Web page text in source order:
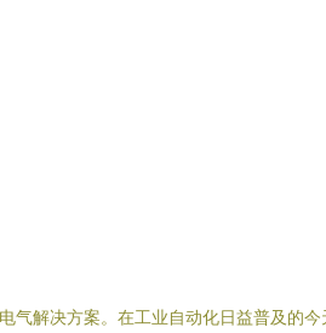
解决方案。在工业自动化日益普及的